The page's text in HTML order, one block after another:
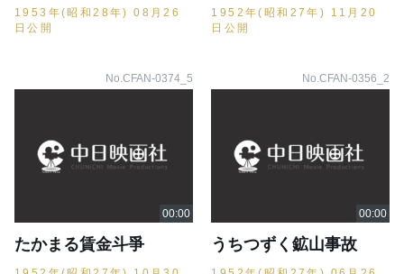
1953年(昭和28年) 08月26
日公開
1952年(昭和27年) 11月20
日公開
No.CFAN-0374_5
たかまる賃金斗爭
No.CFAN-0356_2
うちつずく鉱山事故